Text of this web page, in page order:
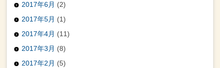
2017年6月 (2)
2017年5月 (1)
2017年4月 (11)
2017年3月 (8)
2017年2月 (5)